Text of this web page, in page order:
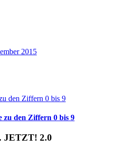
2015
zu den Ziffern 0 bis 9
JETZT! 2.0